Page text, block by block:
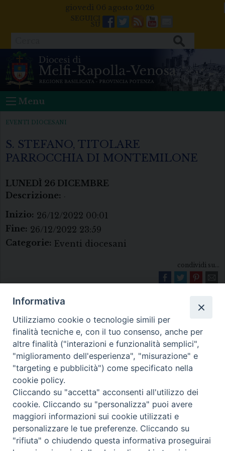
giovedì 06 agosto 2026
Facebook
Twitter
FeedsYoutube
Mail
Menu
EVENTI DIOCESANI
S. STEFANO, TITOLARE
PARROCCHIA DI MONTEMILONE
LUNEDÌ 26 DICEMBRE
Descrizione: .
Inizio: 26/12/2022 00:01
Fine: 26/12/2022 23:59
Categorie: Eventi diocesani
condividi su...
Diocesi di Melfi Rapolla Venosa
• Largo Duomo, 12 - 85025 MELFI (PZ) •
Tel. 0972238604
PEC ufficiale della Diocesi:
diocesi.melfi_rapolla_venosa@legalmail.it
Informativa
Utilizziamo cookie o tecnologie simili per
finalità tecniche e, con il tuo consenso, anche per
altre finalità ("interazioni e funzionalità semplici",
"miglioramento dell'esperienza", "misurazione" e
"targeting e pubblicità") come specificato nella
cookie policy.
Cliccando su "accetta" acconsenti all'utilizzo dei
cookie. Cliccando su "personalizza" puoi avere
maggiori informazioni sui cookie utilizzati e
personalizzare le tue preferenze. Cliccando su
"rifiuta" o chiudendo questa informativa proseguirai